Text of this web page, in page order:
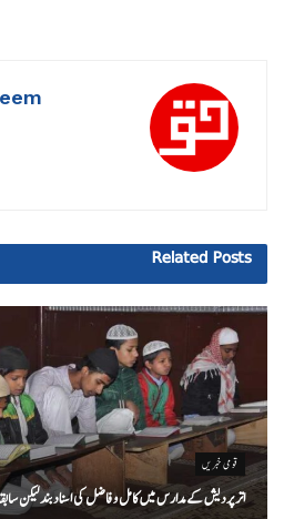
Related Posts
قومی خبریں
اتر پردیش کےمدارس میں کامل و فاضل کی اسناد بند لیکن